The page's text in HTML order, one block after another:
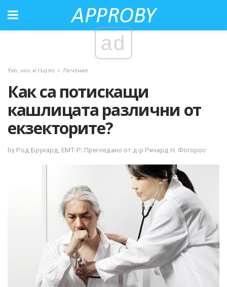
ad
Ухо, нос и гърло Лечение
Как са потискащи
кашлицата различни от
екзекторите?
by Род Брухард, ЕМТ-Р; Прегледано от д-р Ричард Н. Фогорос